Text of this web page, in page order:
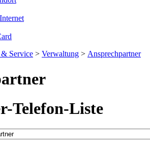
& Service > Verwaltung > Ansprechpartner
Telefon-Liste